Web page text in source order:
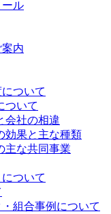
ル
内
ついて
ついて
会社の相違
効果と主な種類
主な共同事業
ついて
組合事例について